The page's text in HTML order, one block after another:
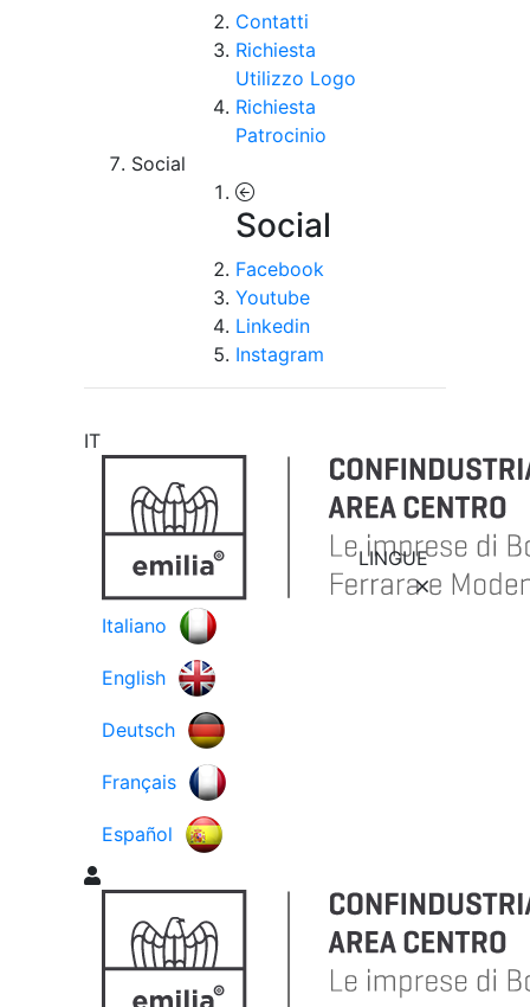
Contatti
Richiesta
Utilizzo Logo
Richiesta
Patrocinio
Social
Social
Facebook
Youtube
Linkedin
Instagram
IT
LINGUE
Italiano
English
Deutsch
Français
Español